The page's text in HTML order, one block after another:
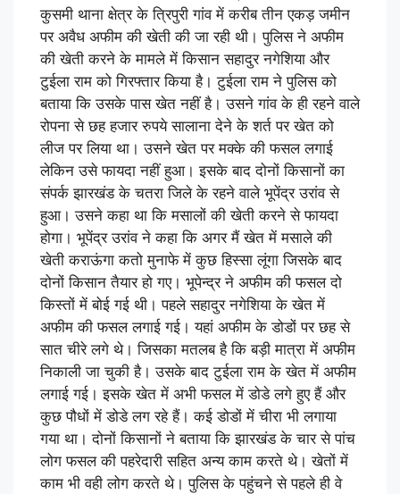
कुसमी थाना क्षेत्र के त्रिपुरी गांव में करीब तीन एकड़ जमीन
पर अवैध अफीम की खेती की जा रही थी। पुलिस ने अफीम
की खेती करने के मामले में किसान सहादुर नगेशिया और
टुईला राम को गिरफ्तार किया है। टुईला राम ने पुलिस को
बताया कि उसके पास खेत नहीं है। उसने गांव के ही रहने वाले
रोपना से छह हजार रुपये सालाना देने के शर्त पर खेत को
लीज पर लिया था। उसने खेत पर मक्के की फसल लगाई
लेकिन उसे फायदा नहीं हुआ। इसके बाद दोनों किसानों का
संपर्क झारखंड के चतरा जिले के रहने वाले भूपेंद्र उरांव से
हुआ। उसने कहा था कि मसालों की खेती करने से फायदा
होगा। भूपेंद्र उरांव ने कहा कि अगर मैं खेत में मसाले की
खेती कराऊंगा कतो मुनाफे में कुछ हिस्सा लूंगा जिसके बाद
दोनों किसान तैयार हो गए। भूपेन्द्र ने अफीम की फसल दो
किस्तों में बोई गई थी। पहले सहादुर नगेशिया के खेत में
अफीम की फसल लगाई गई। यहां अफीम के डोडों पर छह से
सात चीरे लगे थे। जिसका मतलब है कि बड़ी मात्रा में अफीम
निकाली जा चुकी है। उसके बाद टुईला राम के खेत में अफीम
लगाई गई। इसके खेत में अभी फसल में डोडे लगे हुए हैं और
कुछ पौधों में डोडे लग रहे हैं। कई डोडों में चीरा भी लगाया
गया था। दोनों किसानों ने बताया कि झारखंड के चार से पांच
लोग फसल की पहरेदारी सहित अन्य काम करते थे। खेतों में
काम भी वही लोग करते थे। पुलिस के पहुंचने से पहले ही वे